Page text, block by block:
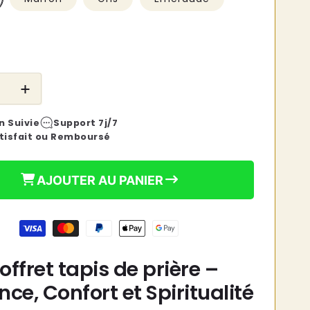
Augmenter
la
quantité
de
de
priere
Suivie
Support 7j/7
ou Remboursé
AJOUTER AU PANIER
tapis de prière –
Confort et Spiritualité